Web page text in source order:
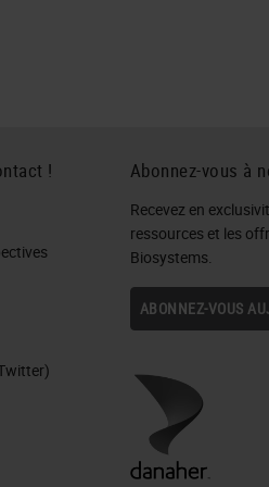
! Abonnez-vous à
Recevez en
ressources et les
Biosystems.
ABONNEZ-VOUS